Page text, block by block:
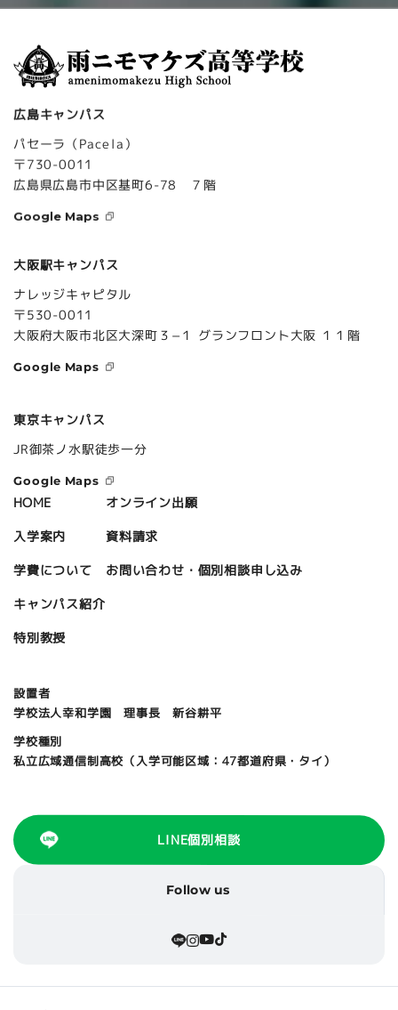
広島キャンパス
パセーラ（Pacela）
〒730-0011
広島県広島市中区基町6-78 ７階
Google Maps
大阪駅キャンパス
ナレッジキャピタル
〒530-0011
大阪府大阪市北区大深町３−１ グランフロント大阪 １１階
Google Maps
東京キャンパス
JR御茶ノ水駅徒歩一分
Google Maps
HOME
入学案内
学費について
キャンパス紹介
特別教授
オンライン出願
資料請求
お問い合わせ・個別相談申し込み
設置者
学校法人幸和学園 理事長 新谷耕平
学校種別
私立広域通信制高校（入学可能区域：47都道府県・タイ）
LINE個別相談
Follow us